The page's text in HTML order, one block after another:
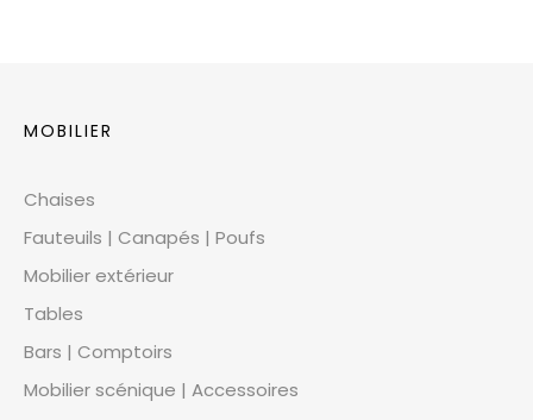
MOBILIER
Chaises
Fauteuils | Canapés | Poufs
Mobilier extérieur
Tables
Bars | Comptoirs
Mobilier scénique | Accessoires